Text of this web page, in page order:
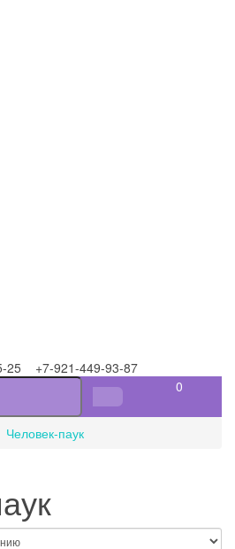
25 +7-921-449-93-87
0
Человек-паук